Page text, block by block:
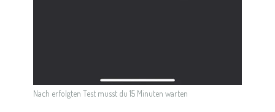
Nach erfolgten Test musst du 15 Minuten warten